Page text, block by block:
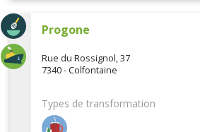
Progone
Rue du Rossignol, 37
7340 - Colfontaine
Types de transformation